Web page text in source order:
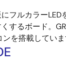
フルカラーLED
するボード。
を搭載していま